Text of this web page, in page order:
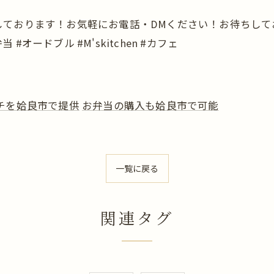
おります！お気軽にお電話・DMください！お待ちし
#オードブル #M'skitchen #カフェ
を姶良市で提供 お弁当の購入も姶良市で可能
一覧に戻る
関連タグ